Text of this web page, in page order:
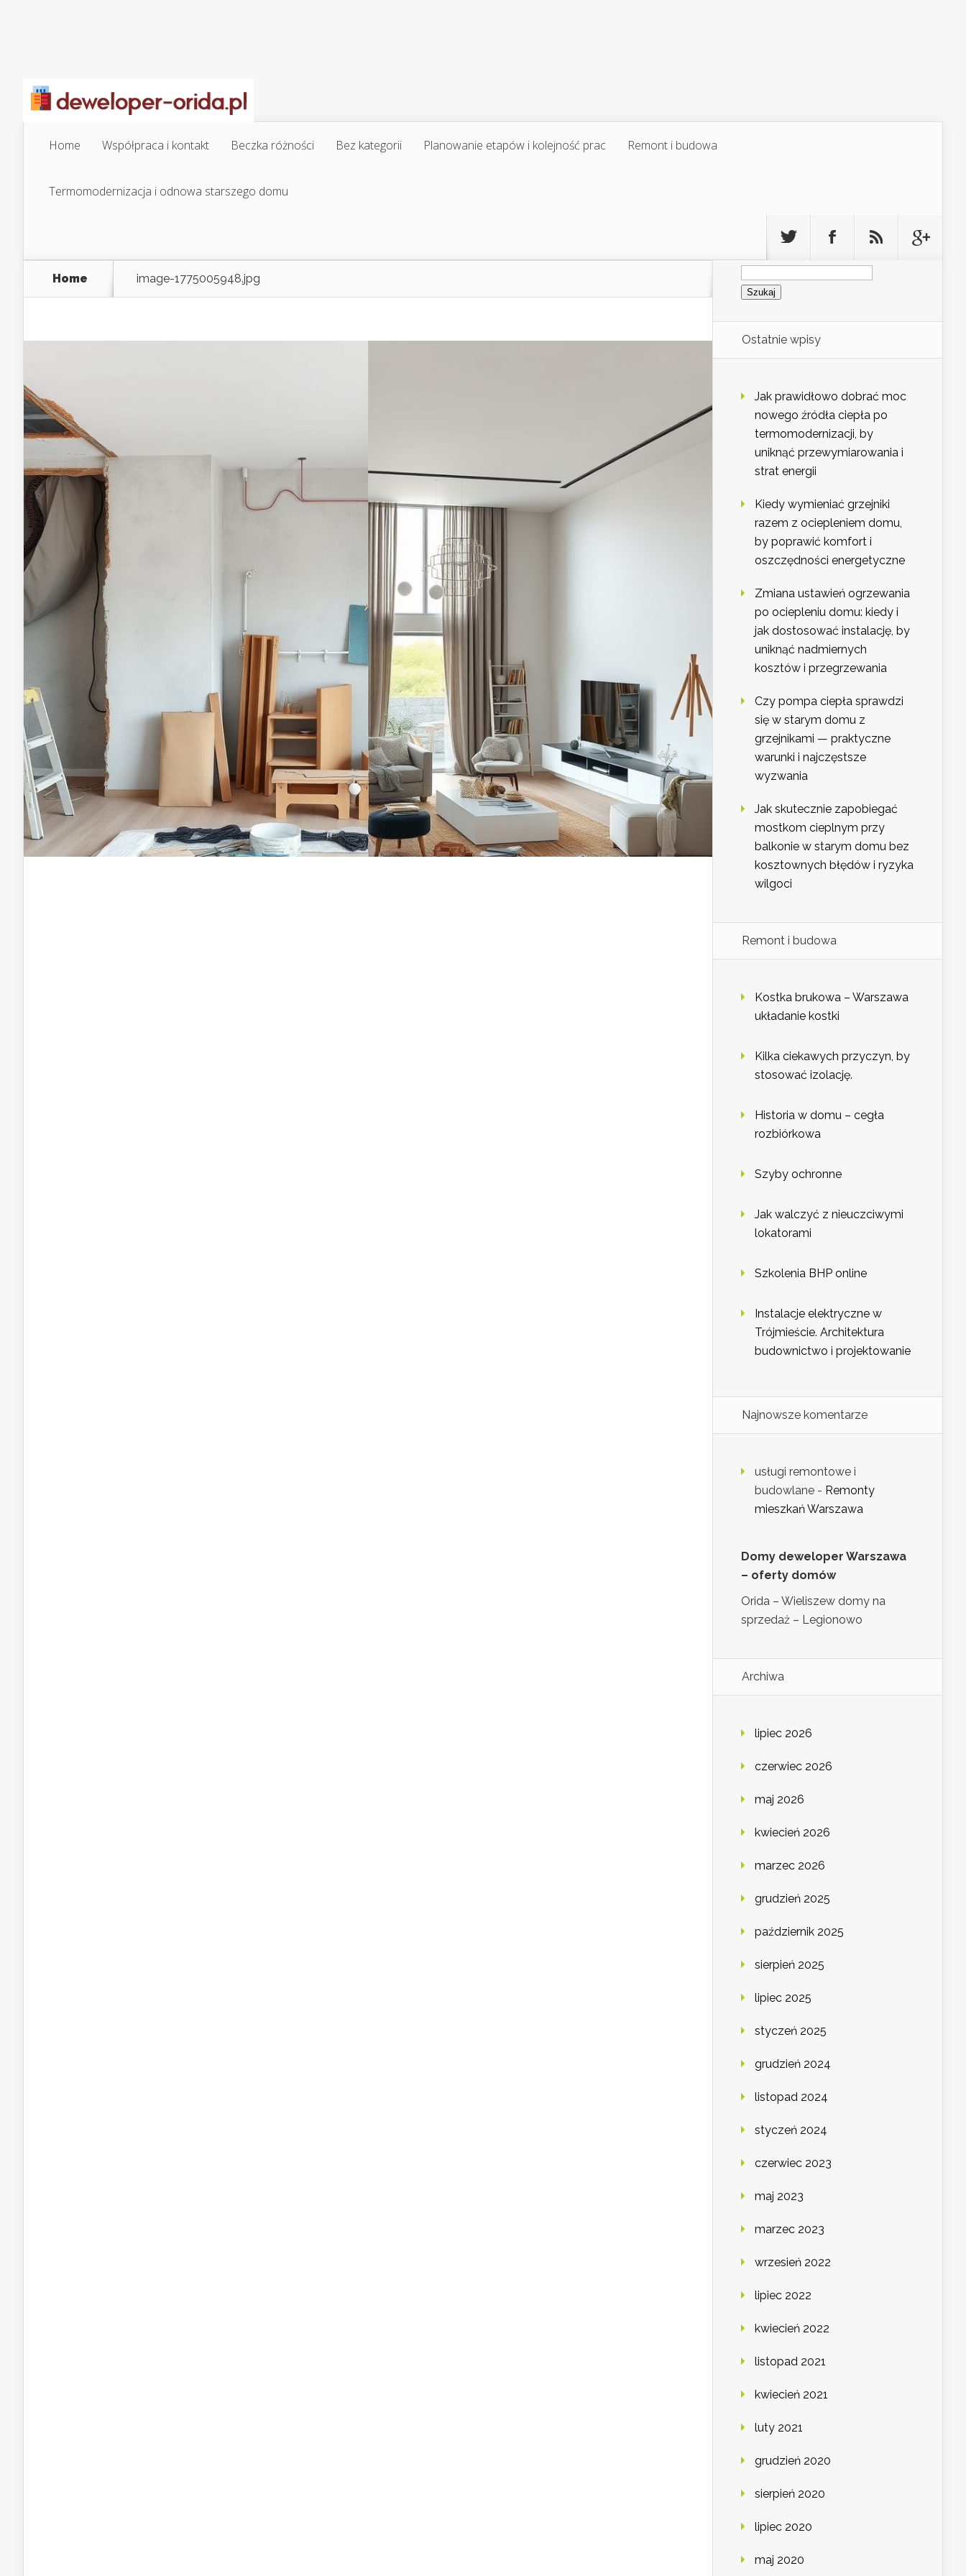
Home Współpraca i kontakt Beczka różności Bez kategorii Planowanie etapów i kolejność prac Remont i budowa
Termomodernizacja i odnowa starszego domu
Home image-1775005948.jpg
Szukaj:
Ostatnie wpisy
Jak prawidłowo dobrać moc
nowego źródła ciepła po
termomodernizacji, by
uniknąć przewymiarowania i
strat energii
Kiedy wymieniać grzejniki
razem z ociepleniem domu,
by poprawić komfort i
oszczędności energetyczne
Zmiana ustawień ogrzewania
po ociepleniu domu: kiedy i
jak dostosować instalację, by
uniknąć nadmiernych
kosztów i przegrzewania
Czy pompa ciepła sprawdzi
się w starym domu z
grzejnikami — praktyczne
warunki i najczęstsze
wyzwania
Jak skutecznie zapobiegać
mostkom cieplnym przy
balkonie w starym domu bez
kosztownych błędów i ryzyka
wilgoci
Remont i budowa
Kostka brukowa – Warszawa
układanie kostki
Kilka ciekawych przyczyn, by
stosować izolację.
Historia w domu – cegła
rozbiórkowa
Szyby ochronne
Jak walczyć z nieuczciwymi
lokatorami
Szkolenia BHP online
Instalacje elektryczne w
Trójmieście. Architektura
budownictwo i projektowanie
Najnowsze komentarze
usługi remontowe i
budowlane - Remonty
mieszkań Warszawa
Domy deweloper Warszawa
– oferty domów
Orida – Wieliszew domy na
sprzedaż – Legionowo
Archiwa
lipiec 2026
czerwiec 2026
maj 2026
kwiecień 2026
marzec 2026
grudzień 2025
październik 2025
sierpień 2025
lipiec 2025
styczeń 2025
grudzień 2024
listopad 2024
styczeń 2024
czerwiec 2023
maj 2023
marzec 2023
wrzesień 2022
lipiec 2022
kwiecień 2022
listopad 2021
kwiecień 2021
luty 2021
grudzień 2020
sierpień 2020
lipiec 2020
maj 2020